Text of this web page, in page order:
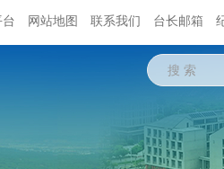
网站地图 联系我们 台长邮箱